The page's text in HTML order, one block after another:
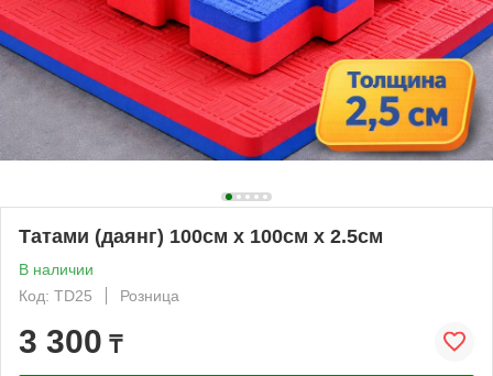
Татами (даянг) 100см х 100см х 2.5см
В наличии
Код: TD25
Розница
3 300 ₸